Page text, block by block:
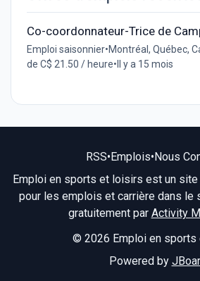
Co-coordonnateur-Trice de
Emploi saisonnier•Montréal, Québec,
de C$ 21.50 / heure• Il y a 15 mois
RSS•Emplois•Nous
Emploi en sports et loisirs est un
pour les emplois et carrière dans le
gratuitement par Activity
© 2026 Emploi en sports
Powered by